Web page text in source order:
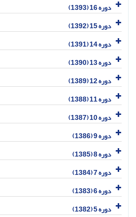
دوره 16 (1393)
دوره 15 (1392)
دوره 14 (1391)
دوره 13 (1390)
دوره 12 (1389)
دوره 11 (1388)
دوره 10 (1387)
دوره 9 (1386)
دوره 8 (1385)
دوره 7 (1384)
دوره 6 (1383)
دوره 5 (1382)